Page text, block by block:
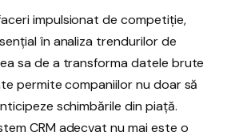
impulsionat de competiție,
în analiza trendurilor de
sa de a transforma datele brute
permite companiilor nu doar să
schimbările din piață.
CRM adecvat nu mai este o